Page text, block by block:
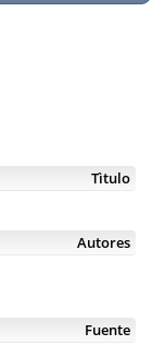
Tìtulo
Autores
Fuente